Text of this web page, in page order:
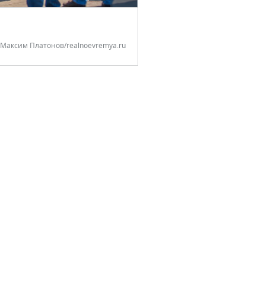
Максим Платонов/realnoevremya.ru